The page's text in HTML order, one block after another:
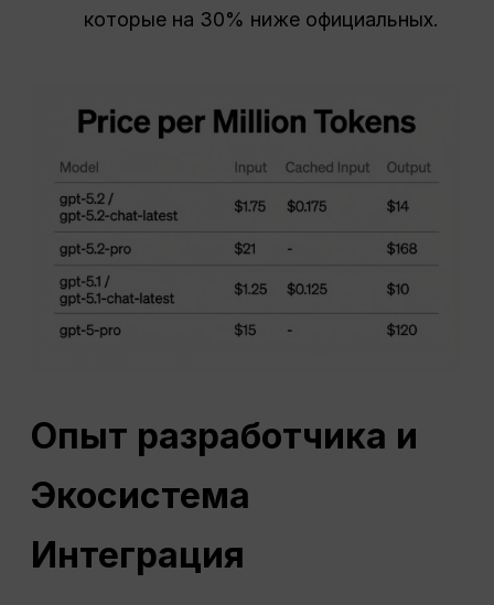
которые на 30% ниже официальных.
Опыт разработчика и
Экосистема
Интеграция